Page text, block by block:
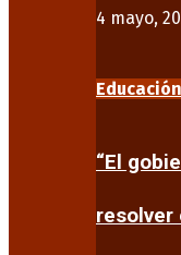
4 mayo,
Educación
“El
resolver